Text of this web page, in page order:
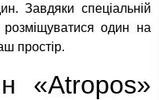
Завдяки спеціальній
один на
простір.
«Atropos»